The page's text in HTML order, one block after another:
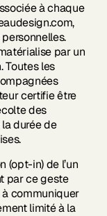
à chaque
par un
Toutes les
certifie être
des
durée de
(opt-in) de l’un
par ce geste
à communiquer
limité à la